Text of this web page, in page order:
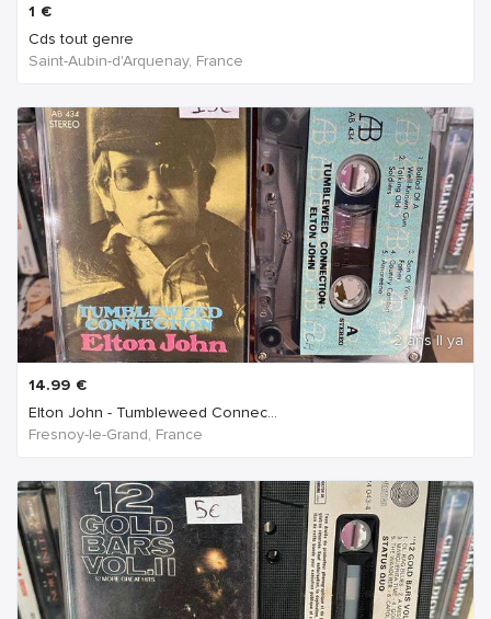
1 €
Cds tout genre
Saint-Aubin-d'Arquenay, France
2 ans Il ya
14.99 €
Elton John - Tumbleweed Connec...
Fresnoy-le-Grand, France